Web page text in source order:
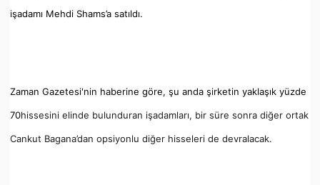
işadamı Mehdi Shams’a satıldı.
Zaman Gazetesi'nin haberine göre, şu anda şirketin yaklaşık yüzde
70hissesini elinde bulunduran işadamları, bir süre sonra diğer ortak
Cankut Bagana’dan opsiyonlu diğer hisseleri de devralacak.